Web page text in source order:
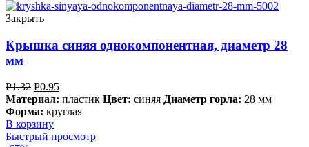
Закрыть
Крышка синяя однокомпонентная, диаметр 28
мм
Р1.32 Р0.95
Материал: пластик Цвет: синяя Диаметр горла: 28 мм
Форма: круглая
В корзину
Быстрый просмотр